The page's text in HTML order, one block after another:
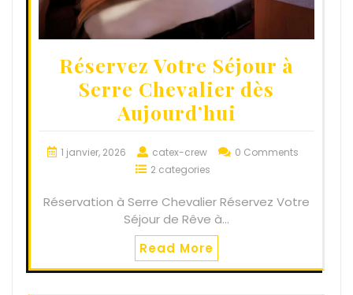
Réservez Votre Séjour à
Serre Chevalier dès
Aujourd’hui
1 janvier, 2026 catex-crew
0 Comments
2 categories
Réservation à Serre Chevalier Réservez Votre
Séjour de Rêve à…
Read More